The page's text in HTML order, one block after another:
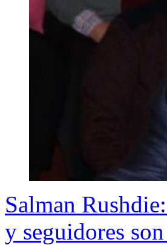
Salman
y seguidores